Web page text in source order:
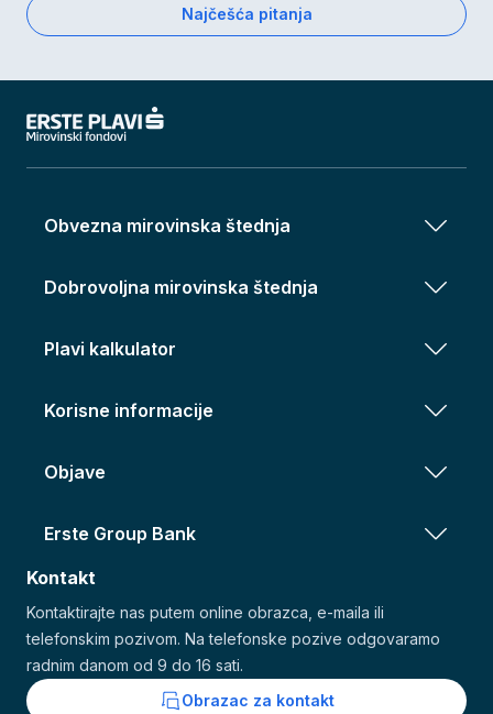
Najčešća pitanja
Obvezna mirovinska štednja
Dobrovoljna mirovinska štednja
Plavi kalkulator
Korisne informacije
Objave
Erste Group Bank
Kontakt
Kontaktirajte nas putem online obrazca, e-maila ili
telefonskim pozivom. Na telefonske pozive odgovaramo
radnim danom od 9 do 16 sati.
Obrazac za kontakt